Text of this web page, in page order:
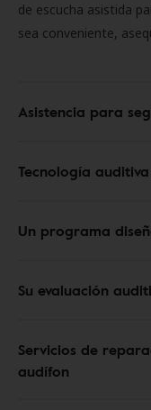
de escucha asistida
sea conveniente,
Asistencia para
Tecnología
Un programa
Su evaluación
Servicios de
audífon